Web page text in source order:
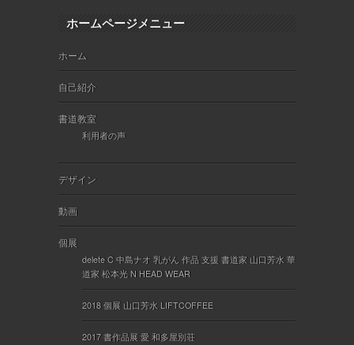
ホームページメニュー
ホーム
自己紹介
書道教室
利用者の声
デザイン
動画
個展
delete C 中島ナオ 乳がん 作品 支援 書道家 山口芳水 華
道家 松本光 N HEAD WEAR
2018 個展 山口芳水 LIFTCOFFEE
2017 書作品展 愛 和多屋別荘